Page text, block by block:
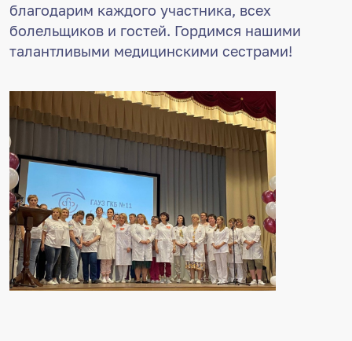
благодарим каждого участника, всех
болельщиков и гостей. Гордимся нашими
талантливыми медицинскими сестрами!